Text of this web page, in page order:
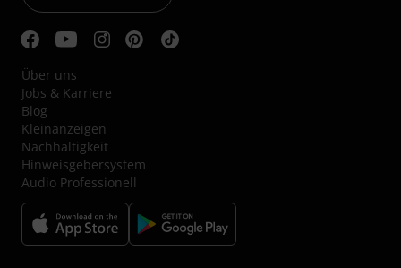
Über uns
Jobs & Karriere
Blog
Kleinanzeigen
Nachhaltigkeit
Hinweisgebersystem
Audio Professionell